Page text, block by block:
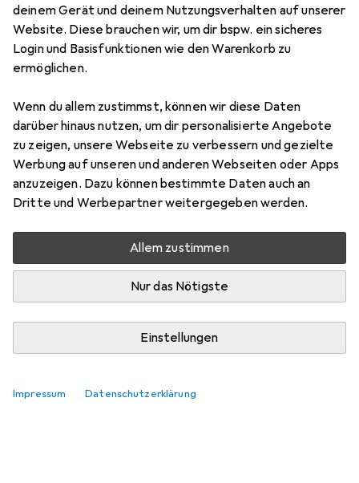
deinem Gerät und deinem Nutzungsverhalten auf unserer
Website. Diese brauchen wir, um dir bspw. ein sicheres
Login und Basisfunktionen wie den Warenkorb zu
ermöglichen.
Wenn du allem zustimmst, können wir diese Daten
darüber hinaus nutzen, um dir personalisierte Angebote
zu zeigen, unsere Webseite zu verbessern und gezielte
Werbung auf unseren und anderen Webseiten oder Apps
anzuzeigen. Dazu können bestimmte Daten auch an
Dritte und Werbepartner weitergegeben werden.
Allem zustimmen
Nur das Nötigste
Einstellungen
Impressum Datenschutzerklärung
6 Bilder
MetaltexReislöffel Acacia
Preis in EUR inkl. MwSt.
EUR
11,38
11
Bewertungen
Zwischen Fr, 7.8. und Di, 11.8. geliefert
Mehr als 10 Stück an Lager beim Lieferanten
Lieferort angeben für genaue Lieferzeit
6 Stück in den Warenkorb